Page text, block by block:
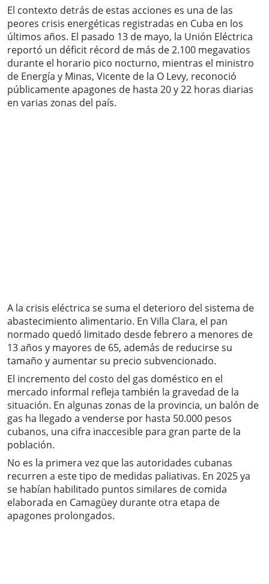
El contexto detrás de estas acciones es una de las
peores crisis energéticas registradas en Cuba en los
últimos años. El pasado 13 de mayo, la Unión Eléctrica
reportó un déficit récord de más de 2.100 megavatios
durante el horario pico nocturno, mientras el ministro
de Energía y Minas, Vicente de la O Levy, reconoció
públicamente apagones de hasta 20 y 22 horas diarias
en varias zonas del país.
A la crisis eléctrica se suma el deterioro del sistema de
abastecimiento alimentario. En Villa Clara, el pan
normado quedó limitado desde febrero a menores de
13 años y mayores de 65, además de reducirse su
tamaño y aumentar su precio subvencionado.
El incremento del costo del gas doméstico en el
mercado informal refleja también la gravedad de la
situación. En algunas zonas de la provincia, un balón de
gas ha llegado a venderse por hasta 50.000 pesos
cubanos, una cifra inaccesible para gran parte de la
población.
No es la primera vez que las autoridades cubanas
recurren a este tipo de medidas paliativas. En 2025 ya
se habían habilitado puntos similares de comida
elaborada en Camagüey durante otra etapa de
apagones prolongados.